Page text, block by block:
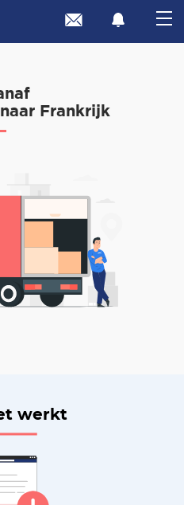
Frankrijk
werkt